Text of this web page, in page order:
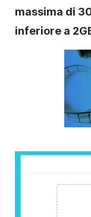
massima di
inferiore a